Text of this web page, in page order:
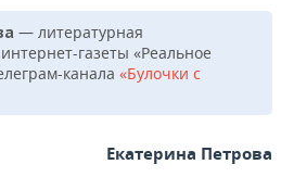
— литературная
газеты «Реальное
канала «Булочки с
Екатерина Петрова